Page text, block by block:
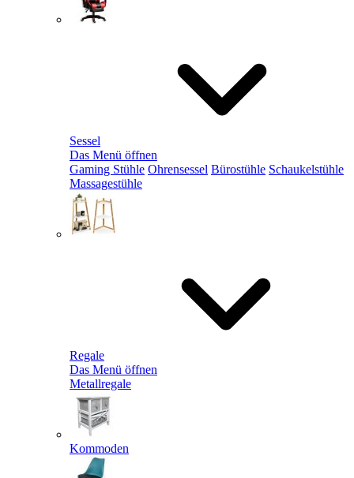
Sessel
Das Menü öffnen
Gaming Stühle Ohrensessel Bürostühle Schaukelstühle
Massagestühle
Regale
Das Menü öffnen
Metallregale
Kommoden